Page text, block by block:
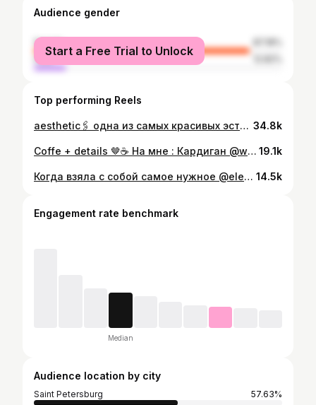
Audience gender
female
male
Start a Free Trial to Unlock
Top performing Reels
aesthetic🖇️ одна из самых красивых эстетик - это эстетика подружек 34.8k
Coffe + details 🤎☕️ На мне : Кардиган @woo.lly Брюки musme ( wb ) Сумка @bags_for_you.by Обвес @voskmoscow . Кофейня @ivory.garden.spb 📍 . #инфлюенсер #контенткреатор #ugc #outfit #coffee #кофейняспб #креатор #обзорwildberries #образдня #outfittoday #coffetime #кофейня #волосы 19.1k
Когда взяла с собой самое нужное @elementcare.ru_spb 🤌🏼🤍☕️ . #ugc #инфлюенсер #эстетика #details #aethetic #rhode #косметика #обзоркосметики #pinterest #контентсъемка #контенткреатор #coffe #cosmetics 14.5k
Engagement rate benchmark
Median
Audience location by city
Saint Petersburg
57.63%